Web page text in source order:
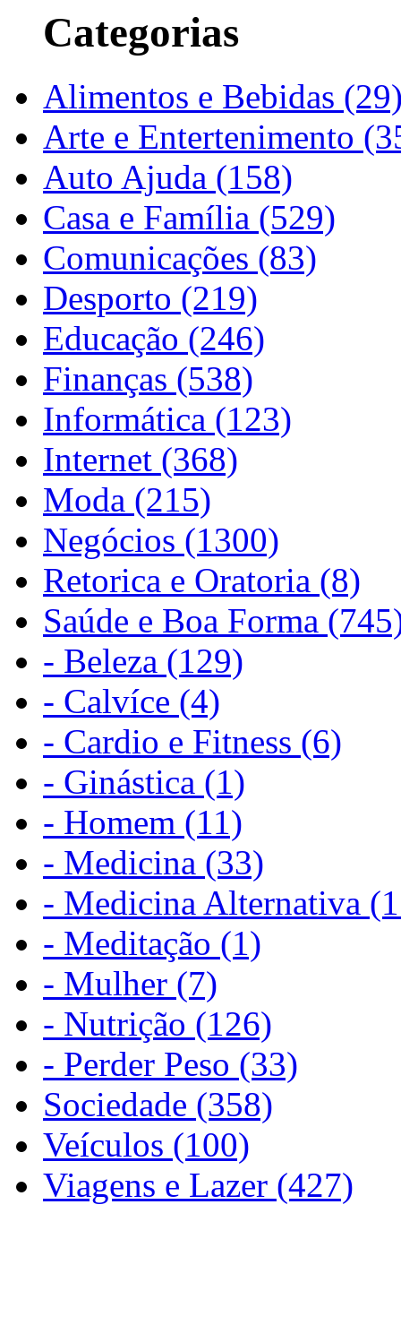
Categorias
Alimentos e Bebidas
Arte e Entertenimento
Auto Ajuda (158)
Casa e Família (529)
Comunicações (83)
Desporto (219)
Educação (246)
Finanças (538)
Informática (123)
Internet (368)
Moda (215)
Negócios (1300)
Retorica e Oratoria (8)
Saúde e Boa Forma
- Beleza (129)
- Calvíce (4)
- Cardio e Fitness (6)
- Ginástica (1)
- Homem (11)
- Medicina (33)
- Medicina Alternativa
- Meditação (1)
- Mulher (7)
- Nutrição (126)
- Perder Peso (33)
Sociedade (358)
Veículos (100)
Viagens e Lazer (427)